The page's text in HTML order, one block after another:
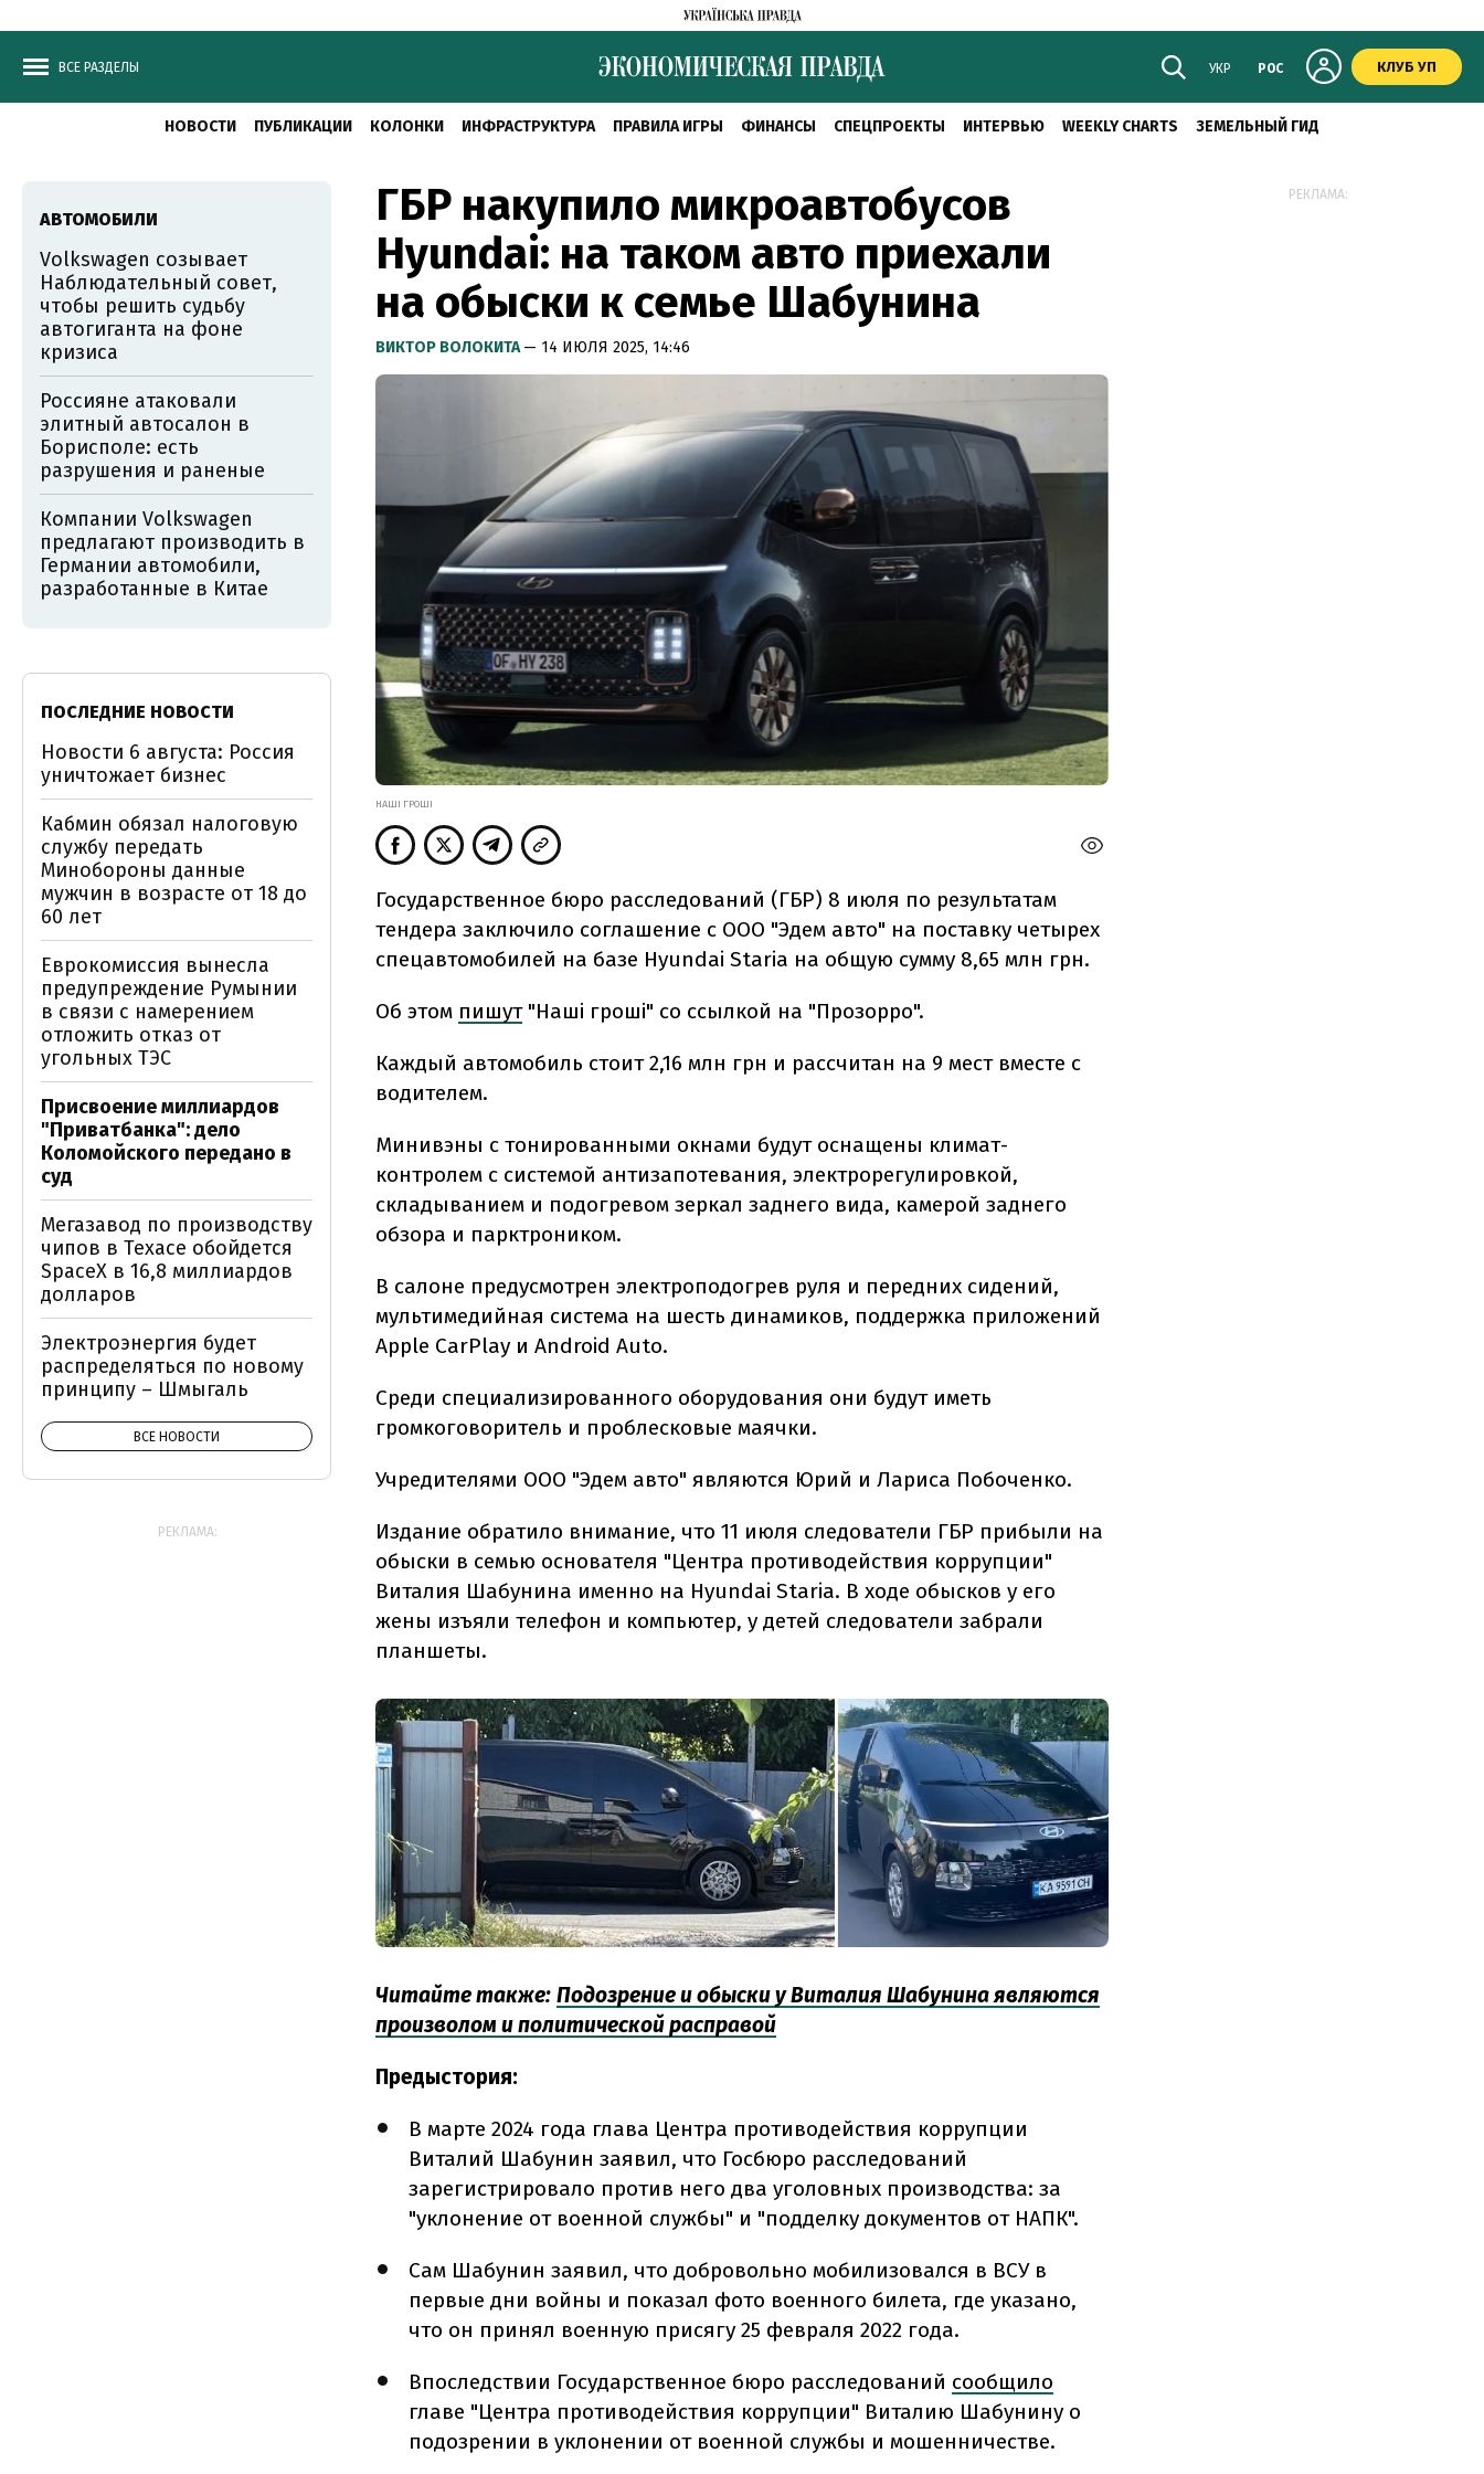
ВСЕ РАЗДЕЛЫ УКР РОС КЛУБ УП
НОВОСТИ ПУБЛИКАЦИИ КОЛОНКИ ИНФРАСТРУКТУРА ПРАВИЛА ИГРЫ ФИНАНСЫ СПЕЦПРОЕКТЫ ИНТЕРВЬЮ WEEKLY CHARTS ЗЕМЕЛЬНЫЙ ГИД
ГБР накупило микроавтобусов
Hyundai: на таком авто приехали
на обыски к семье Шабунина
ВИКТОР ВОЛОКИТА— 14 ИЮЛЯ 2025, 14:46
НАШІ ГРОШІ
Государственное бюро расследований (ГБР) 8 июля по результатам
тендера заключило соглашение с ООО "Эдем авто" на поставку четырех
спецавтомобилей на базе Hyundai Staria на общую сумму 8,65 млн грн.
Об этом пишут "Наші гроші" со ссылкой на "Прозорро".
Каждый автомобиль стоит 2,16 млн грн и рассчитан на 9 мест вместе с
водителем.
Минивэны с тонированными окнами будут оснащены климат-
контролем с системой антизапотевания, электрорегулировкой,
складыванием и подогревом зеркал заднего вида, камерой заднего
обзора и парктроником.
В салоне предусмотрен электроподогрев руля и передних сидений,
мультимедийная система на шесть динамиков, поддержка приложений
Apple CarPlay и Android Auto.
Среди специализированного оборудования они будут иметь
громкоговоритель и проблесковые маячки.
Учредителями ООО "Эдем авто" являются Юрий и Лариса Побоченко.
Издание обратило внимание, что 11 июля следователи ГБР прибыли на
обыски в семью основателя "Центра противодействия коррупции"
Виталия Шабунина именно на Hyundai Staria. В ходе обысков у его
жены изъяли телефон и компьютер, у детей следователи забрали
планшеты.
Читайте также: Подозрение и обыски у Виталия Шабунина являются
произволом и политической расправой
Предыстория:
В марте 2024 года глава Центра противодействия коррупции
Виталий Шабунин заявил, что Госбюро расследований
зарегистрировало против него два уголовных производства: за
"уклонение от военной службы" и "подделку документов от НАПК".
Сам Шабунин заявил, что добровольно мобилизовался в ВСУ в
первые дни войны и показал фото военного билета, где указано,
что он принял военную присягу 25 февраля 2022 года.
Впоследствии Государственное бюро расследований сообщило
главе "Центра противодействия коррупции" Виталию Шабунину о
подозрении в уклонении от военной службы и мошенничестве.
АВТОМОБИЛИ
Volkswagen созывает
Наблюдательный совет,
чтобы решить судьбу
автогиганта на фоне
кризиса
Россияне атаковали
элитный автосалон в
Борисполе: есть
разрушения и раненые
Компании Volkswagen
предлагают производить в
Германии автомобили,
разработанные в Китае
ПОСЛЕДНИЕ НОВОСТИ
Новости 6 августа: Россия
уничтожает бизнес
Кабмин обязал налоговую
службу передать
Минобороны данные
мужчин в возрасте от 18 до
60 лет
Еврокомиссия вынесла
предупреждение Румынии
в связи с намерением
отложить отказ от
угольных ТЭС
Присвоение миллиардов
"Приватбанка": дело
Коломойского передано в
суд
Мегазавод по производству
чипов в Техасе обойдется
SpaceX в 16,8 миллиардов
долларов
Электроэнергия будет
распределяться по новому
принципу – Шмыгаль
ВСЕ НОВОСТИ
РЕКЛАМА:
РЕКЛАМА: